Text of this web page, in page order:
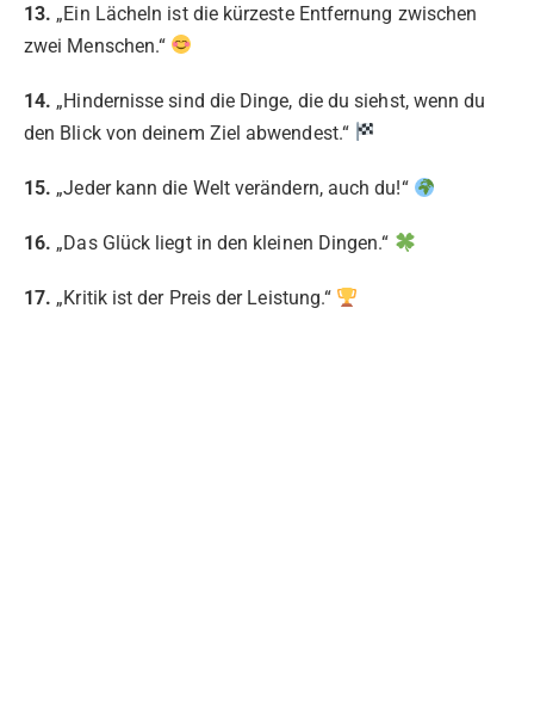
13. „Ein Lächeln ist die kürzeste Entfernung zwischen
zwei Menschen.“
14. „Hindernisse sind die Dinge, die du siehst, wenn du
den Blick von deinem Ziel abwendest.“
15. „Jeder kann die Welt verändern, auch du!“
16. „Das Glück liegt in den kleinen Dingen.“
17. „Kritik ist der Preis der Leistung.“